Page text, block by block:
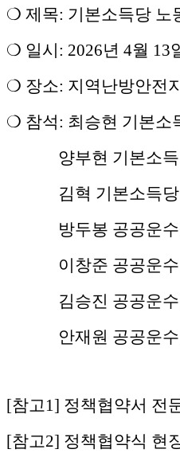
❍ 제목: 기본소득당 노
❍ 일시: 2026년 4월 13
❍ 장소: 지역난방안전
❍ 참석: 최승현 기본소
양부현 기본소득당
김혁 기본소득
방두봉 공공운
이창준 공공운
김승진 공공운
안재원 공공운
[참고1] 정책협약서 전
[참고2] 정책협약식 현